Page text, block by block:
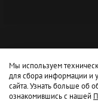
Мы используем
для сбора информации и
сайта. Узнать больше об
ознакомившись с нашей